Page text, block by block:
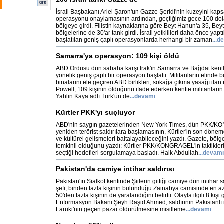
İsrail Başbakanı Ariel Şaron'un Gazze Şeridi'nin kuzeyini
operasyonu onaylamasının ardından, geçtiğimiz gece 100
bölgeye girdi. Filistin kaynaklarına göre Beyt Hanun'a 35,
bölgelerine de 30'ar tank girdi. İsrail yetkilileri daha önce
başlatılan geniş çaplı operasyonlarda herhangi bir zaman
Samarra'ya operasyon: 109 kişi öldü
ABD Ordusu dün sabaha karşı Irak'ın Samarra ve Bağdat
yönelik geniş çaplı bir operasyon başlattı. Militanların elinde
binalarını ele geçiren ABD birlikleri, sokağa çıkma yasağı
Powell, 109 kişinin öldüğünü ifade ederken kentte
Yahlin Kaya adlı Türk'ün de...devamı
Kürtler PKK'yı suçluyor
ABD'nin saygın gazetelerinden New York Times, dün PKK/
yeniden terörist saldırılara başlamasının, Kürtler'in son
ve kültürel gelişmeleri baltalayabileceğini yazdı. Gazete,
temkinli olduğunu yazdı: Kürtler PKK/KONGRAGEL'in
seçtiği hedefleri sorgulamaya başladı. Halk Abdullah...devamı
Pakistan'da camiye intihar saldırısı
Pakistan'ın Sialkot kentinde Şiilerin gittiği camiye dün intihar
şefi, binden fazla kişinin bulunduğu Zainabya camisinde en
50'den fazla kişinin de yaralandığını belirtti. Olayla ilgili 8 kişi
Enformasyon Bakanı Şeyh Raşid Ahmed, saldırının
Faruki'nin geçen pazar öldürülmesine misilleme...devamı